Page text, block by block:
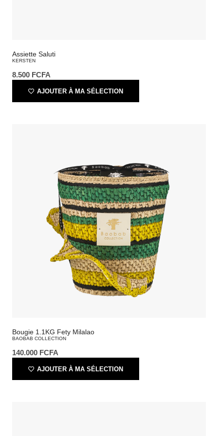
Assiette Saluti
KERSTEN
8.500 FCFA
AJOUTER À MA SÉLECTION
Bougie 1.1KG Fety Milalao
BAOBAB COLLECTION
140.000 FCFA
AJOUTER À MA SÉLECTION